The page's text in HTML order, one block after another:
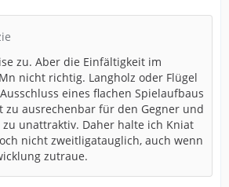
zu. Aber die Einfältigkeit im
nicht richtig. Langholz oder Flügel
eines flachen Spielaufbaus
ausrechenbar für den Gegner und
unattraktiv. Daher halte ich Kniat
nicht zweitligatauglich, auch wenn
zutraue.